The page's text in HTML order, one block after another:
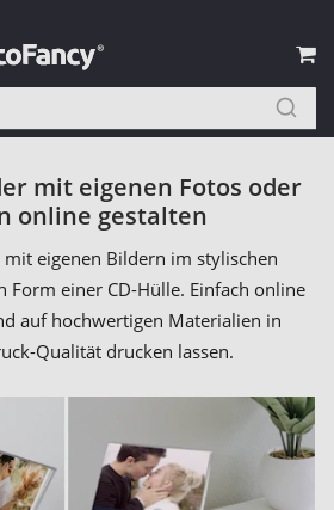
mit eigenen Fotos oder
online gestalten
mit eigenen Bildern im stylischen
Form einer CD-Hülle. Einfach online
auf hochwertigen Materialien in
Qualität drucken lassen.